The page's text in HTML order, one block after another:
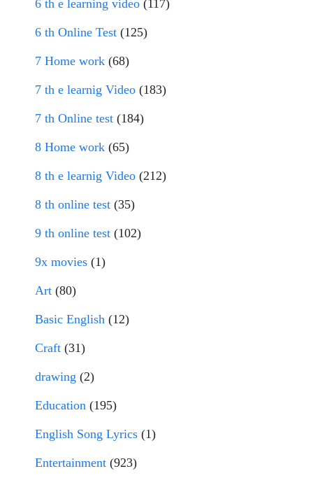
6 th e learning video (117)
6 th Online Test (125)
7 Home work (68)
7 th e learnig Video (183)
7 th Online test (184)
8 Home work (65)
8 th e learnig Video (212)
8 th online test (35)
9 th online test (102)
9x movies (1)
Art (80)
Basic English (12)
Craft (31)
drawing (2)
Education (195)
English Song Lyrics (1)
Entertainment (923)